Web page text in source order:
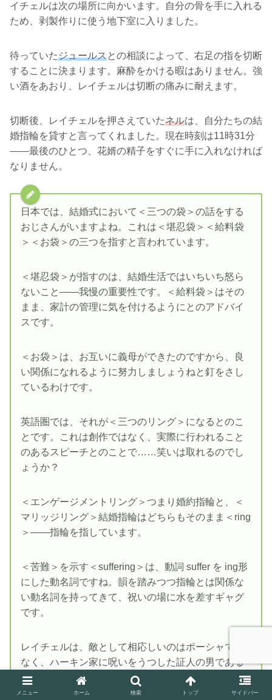
イチェルは次の場所に向かいます。自分の骨を手に入れる
ため、剥製作りに使う地下室に入りました。
待っていたジュールスとの相談によって、右足の指を切断
することに決まります。麻酔をかける暇はありません。強
い酒をあおり、レイチェルは切断の痛みに耐えます。
切断後、レイチェルを押さえていたネルは、自分たちの結
婚指輪を貸すと言ってくれました。現在時刻は11時31分
――最後のひとつ、花婿の精子をすぐに手に入れなければ
なりません。
日本では、結婚式において＜三つの袋＞の話をする
おじさんがいますよね。これは＜堪忍袋＞＜給料袋
＞＜お袋＞の三つを指すと言われています。
＜堪忍袋＞が指すのは、結婚生活ではいちいち怒ら
ないこと――我慢の重要性です。＜給料袋＞はその
まま、家計の管理に気を付けるようにとのアドバイ
スです。
＜お袋＞は、お互いに義母ができたのですから、良
い関係になれるように努力しましょうねと釘をさし
ているわけです。
英語圏では、それが＜三つのリング＞になるとのこ
とです。これは創作ではなく、実際に行われること
のあるスピーチとのことで……笑いは取れるのでし
ょうか？
＜エンゲージメントリング＞つまり婚約指輪と、＜
マリッジリング＞結婚指輪はどちらもそのまま＜ring
＞――指輪を指しています。
＜苦難＞を示す＜suffering＞は、動詞 suffer を ing形
にした動名詞ですね。韻を踏みつつ指輪とは関係な
い動名詞を持ってきて、祝いの場に水を差すギャグ
です。
レイチェルは、敵として相応しいのはポーシャでは
なく、ハーキン家に呪いをうつした証人の男である
と判断しました。正しいと思います。
メニュー ホーム 検索 トップ サイドバー